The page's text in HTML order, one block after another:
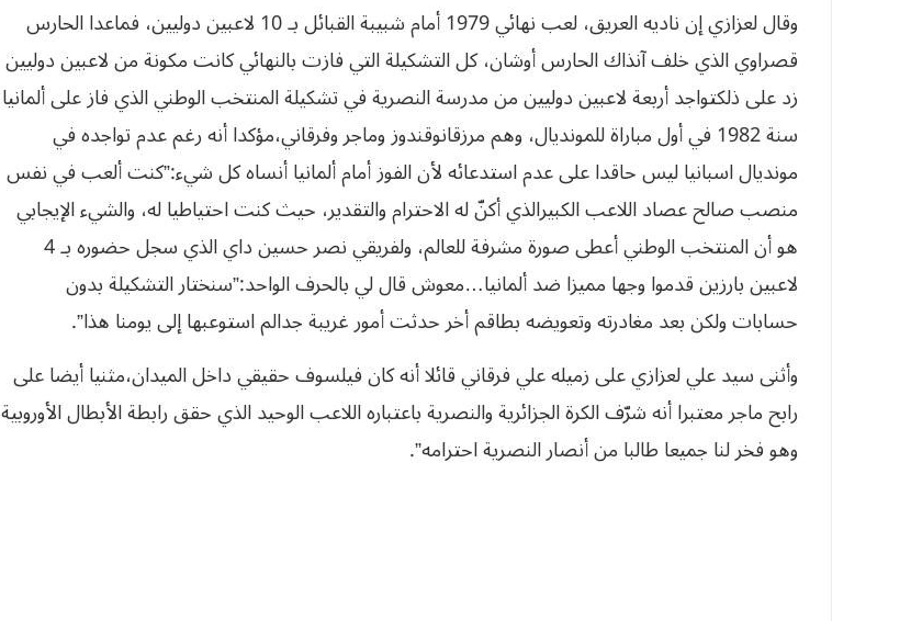
وقال لعزازي إن ناديه العريق، لعب نهائي 1979 أمام شبيبة القبائل بـ 10 لاعبين دوليين، فماعدا الحارس
قصراوي الذي خلف آنذاك الحارس أوشان، كل التشكيلة التي فازت بالنهائي كانت مكونة من لاعبين دوليين
زد على ذلكتواجد أربعة لاعبين دوليين من مدرسة النصرية في تشكيلة المنتخب الوطني الذي فاز على ألمانيا
سنة 1982 في أول مباراة للمونديال، وهم مرزقانوقندوز وماجر وفرقاني،مؤكدا أنه رغم عدم تواجده في
مونديال اسبانيا ليس حاقدا على عدم استدعائه لأن الفوز أمام ألمانيا أنساه كل شيء:”كنت ألعب في نفس
منصب صالح عصاد اللاعب الكبيرالذي أكنّ له الاحترام والتقدير، حيث كنت احتياطيا له، والشيء الإيجابي
هو أن المنتخب الوطني أعطى صورة مشرفة للعالم، ولفريقي نصر حسين داي الذي سجل حضوره بـ 4
لاعبين بارزين قدموا وجها مميزا ضد ألمانيا…معوش قال لي بالحرف الواحد:”سنختار التشكيلة بدون
حسابات ولكن بعد مغادرته وتعويضه بطاقم أخر حدثت أمور غريبة جدالم استوعبها إلى يومنا هذا”.
وأثنى سيد علي لعزازي على زميله علي فرقاني قائلا أنه كان فيلسوف حقيقي داخل الميدان،مثنيا أيضا على
رابح ماجر معتبرا أنه شرّف الكرة الجزائرية والنصرية باعتباره اللاعب الوحيد الذي حقق رابطة الأبطال الأوروبية
وهو فخر لنا جميعا طالبا من أنصار النصرية احترامه”.